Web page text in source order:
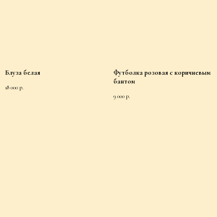
Блуза белая
18 000 р.
Футболка розовая c коричневым
бантом
9 000 р.